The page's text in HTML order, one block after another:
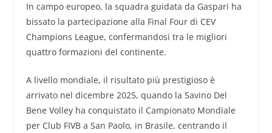
In campo europeo, la squadra guidata da Gaspari ha
bissato la partecipazione alla Final Four di CEV
Champions League, confermandosi tra le migliori
quattro formazioni del continente.
A livello mondiale, il risultato più prestigioso è
arrivato nel dicembre 2025, quando la Savino Del
Bene Volley ha conquistato il Campionato Mondiale
per Club FIVB a San Paolo, in Brasile, centrando il